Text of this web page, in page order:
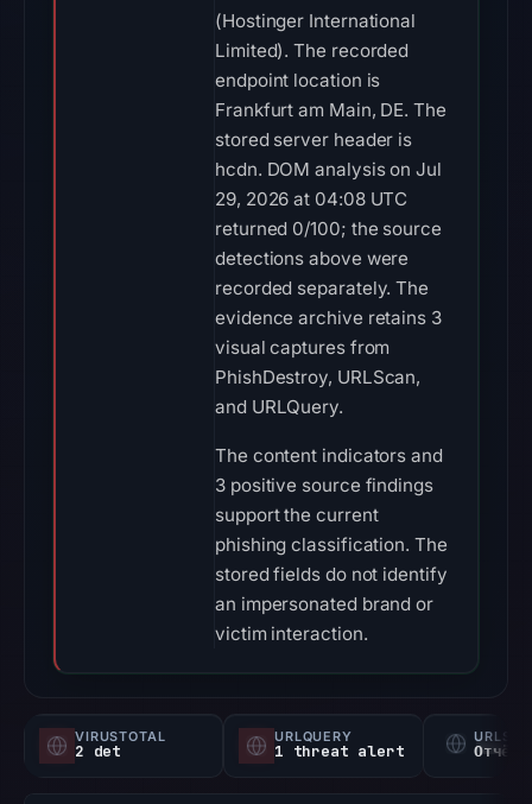
(Hostinger International
Limited). The recorded
endpoint location is
Frankfurt am Main, DE. The
stored server header is
hcdn. DOM analysis on Jul
29, 2026 at 04:08 UTC
returned 0/100; the source
detections above were
recorded separately. The
evidence archive retains 3
visual captures from
PhishDestroy, URLScan,
and URLQuery.
The content indicators and
3 positive source findings
support the current
phishing classification. The
stored fields do not identify
an impersonated brand or
victim interaction.
VIRUSTOTAL
2 det
URLQUERY
1 threat alert Отчёт